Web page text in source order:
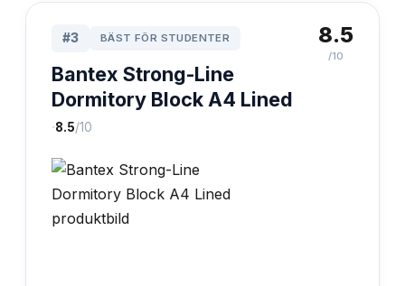
#3 BÄST FÖR STUDENTER
Bantex Strong-Line
Dormitory Block A4 Lined
·8.5/10
8.5
/10